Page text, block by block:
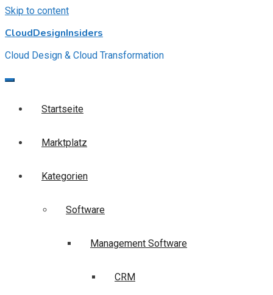
Skip to content
CloudDesignInsiders
Cloud Design & Cloud Transformation
Startseite
Marktplatz
Kategorien
Software
Management Software
CRM